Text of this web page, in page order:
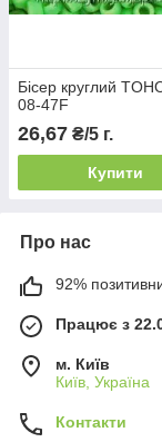
Бісер круглий
08-47F
26,67 ₴/5 г.
Купити
Про нас
92%
Працює з
м. Київ
Київ, Україна
Контакти